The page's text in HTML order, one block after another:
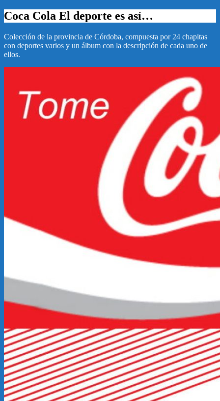
Coca Cola El deporte es así…
Colección de la provincia de Córdoba, compuesta por 24 chapitas
con deportes varios y un álbum con la descripción de cada uno de
ellos.